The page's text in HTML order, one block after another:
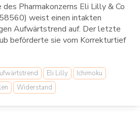
Pharmakonzerns Eli Lilly & Co
weist einen intakten
Aufwärtstrend auf. Der letzte
beförderte sie vom Korrekturtief
Eli Lilly
Ichimoku
Widerstand